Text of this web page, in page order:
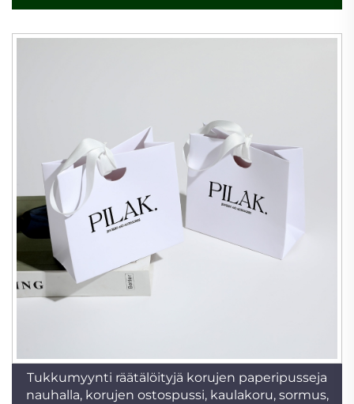
Tukkumyynti räätälöityjä korujen paperipusseja
nauhalla, korujen ostospussi, kaulakoru, sormus,